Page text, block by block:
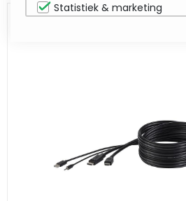
Statistiek & marketing